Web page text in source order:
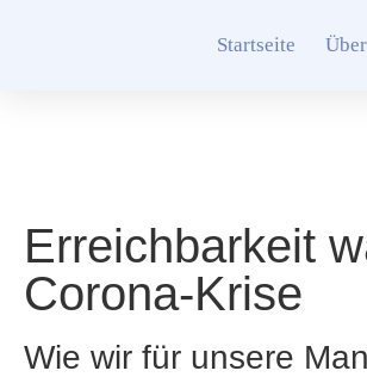
Startseite
Erreichbarkeit
Corona-Krise
Wie wir für unsere